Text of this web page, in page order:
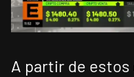
A partir de estos